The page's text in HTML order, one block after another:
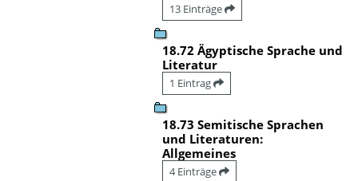
13 Einträge
18.72 Ägyptische Sprache und
Literatur
1 Eintrag
18.73 Semitische Sprachen
und Literaturen:
Allgemeines
4 Einträge